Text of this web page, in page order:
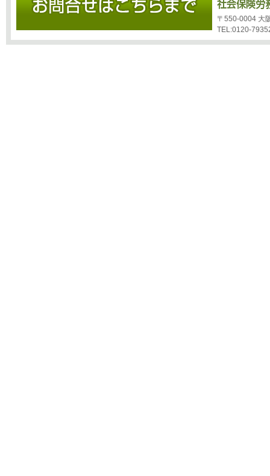
〒550-0004 大
TEL:0120-